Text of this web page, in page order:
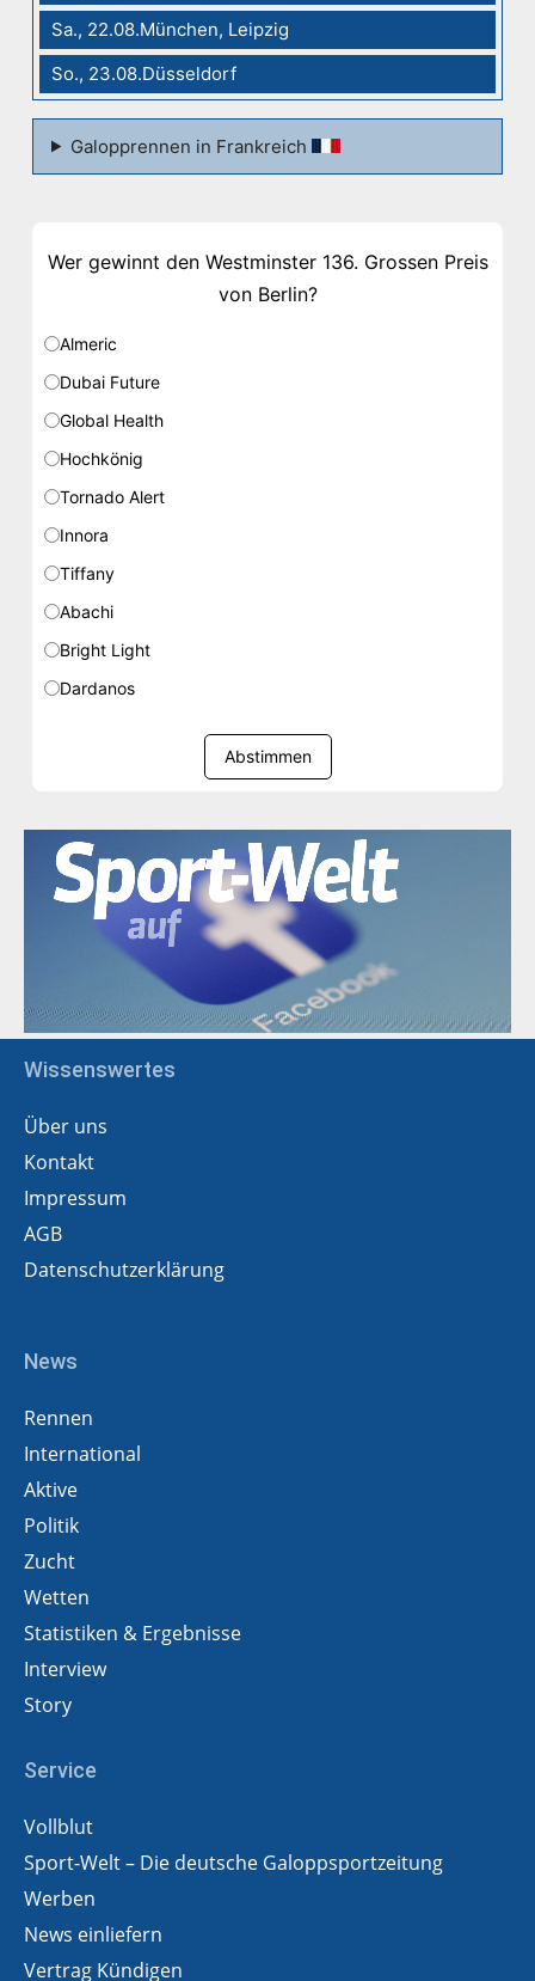
Sa., 22.08.München, Leipzig
So., 23.08.Düsseldorf
Galopprennen in Frankreich
Wer gewinnt den Westminster 136. Grossen Preis
von Berlin?
Almeric
Dubai Future
Global Health
Hochkönig
Tornado Alert
Innora
Tiffany
Abachi
Bright Light
Dardanos
Abstimmen
Wissenswertes
Über uns
Kontakt
Impressum
AGB
Datenschutzerklärung
News
Rennen
International
Aktive
Politik
Zucht
Wetten
Statistiken & Ergebnisse
Interview
Story
Service
Vollblut
Sport-Welt – Die deutsche Galoppsportzeitung
Werben
News einliefern
Vertrag Kündigen